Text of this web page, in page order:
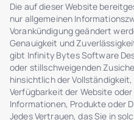
Die auf dieser Website
nur allgemeinen
Vorankündigung geändert
Genauigkeit und
gibt Infinity Bytes Software
oder stillschweigenden
hinsichtlich der
Verfügbarkeit der Website
Informationen, Produkte oder
Jedes Vertrauen, das Sie in